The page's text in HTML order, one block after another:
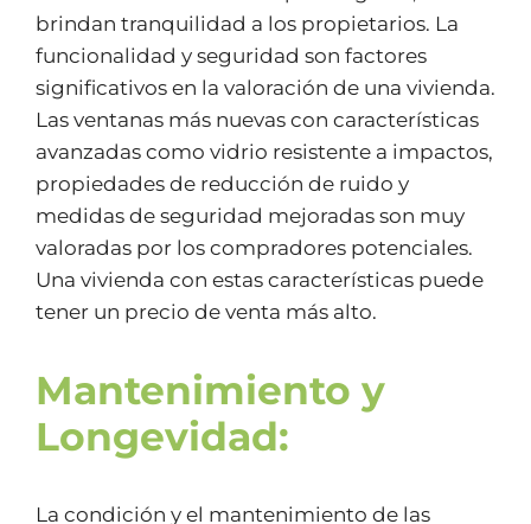
brindan tranquilidad a los propietarios. La
funcionalidad y seguridad son factores
significativos en la valoración de una vivienda.
Las ventanas más nuevas con características
avanzadas como vidrio resistente a impactos,
propiedades de reducción de ruido y
medidas de seguridad mejoradas son muy
valoradas por los compradores potenciales.
Una vivienda con estas características puede
tener un precio de venta más alto.
Mantenimiento y
Longevidad:
La condición y el mantenimiento de las